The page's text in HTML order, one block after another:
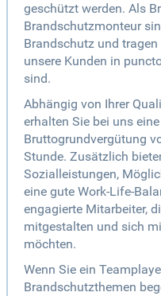
geschützt werden. Als
Brandschutzmonteur
Brandschutz und
unsere Kunden in
sind.
Abhängig von Ihrer
erhalten Sie bei uns
Bruttogrundvergütung
Stunde. Zusätzlich
Sozialleistungen,
eine gute Work-Life-
engagierte Mitarbeiter,
mitgestalten und sich
möchten.
Wenn Sie ein
Brandschutzthemen